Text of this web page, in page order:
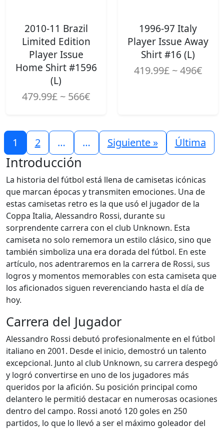
2010-11 Brazil
Limited Edition
Player Issue
Home Shirt #1596
(L)
479.99£ ~ 566€
1996-97 Italy
Player Issue Away
Shirt #16 (L)
419.99£ ~ 496€
1 2 … … Siguiente » Última
Introducción
La historia del fútbol está llena de camisetas icónicas
que marcan épocas y transmiten emociones. Una de
estas camisetas retro es la que usó el jugador de la
Coppa Italia, Alessandro Rossi, durante su
sorprendente carrera con el club Unknown. Esta
camiseta no solo rememora un estilo clásico, sino que
también simboliza una era dorada del fútbol. En este
artículo, nos adentraremos en la carrera de Rossi, sus
logros y momentos memorables con esta camiseta que
los aficionados siguen reverenciando hasta el día de
hoy.
Carrera del Jugador
Alessandro Rossi debutó profesionalmente en el fútbol
italiano en 2001. Desde el inicio, demostró un talento
excepcional. Junto al club Unknown, su carrera despegó
y logró convertirse en uno de los jugadores más
queridos por la afición. Su posición principal como
delantero le permitió destacar en numerosas ocasiones
dentro del campo. Rossi anotó 120 goles en 250
partidos, lo que lo llevó a ser el máximo goleador del